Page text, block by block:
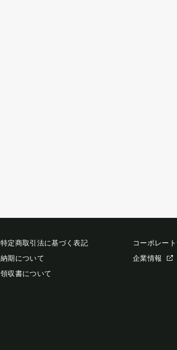
特定商取引法に基づく表記
納期について
領収書について
コーポレー
企業情報